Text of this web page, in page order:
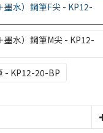
水）鋼筆F尖 - KP12-
水）鋼筆M尖 - KP12-
- KP12-20-BP